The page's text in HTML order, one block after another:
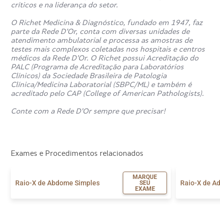
críticos e na liderança do setor.
O Richet Medicina & Diagnóstico, fundado em 1947, faz
parte da Rede D’Or, conta com diversas unidades de
atendimento ambulatorial e processa as amostras de
testes mais complexos coletadas nos hospitais e centros
médicos da Rede D’Or. O Richet possui Acreditação do
PALC (Programa de Acreditação para Laboratórios
Clínicos) da Sociedade Brasileira de Patologia
Clínica/Medicina Laboratorial (SBPC/ML) e também é
acreditado pelo CAP (College of American Pathologists).
Conte com a Rede D’Or sempre que precisar!
Exames e Procedimentos relacionados
Raio-X de Abdome Simples
MARQUE
SEU
EXAME
Raio-X de